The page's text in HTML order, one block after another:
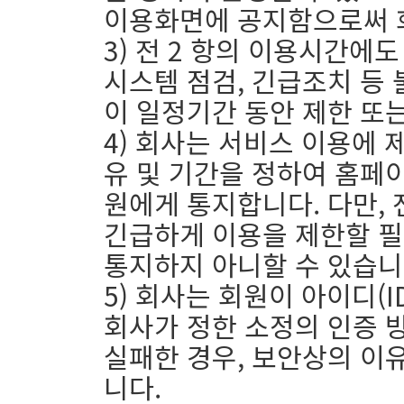
이용화면에 공지함으로써
3) 전 2 항의 이용시간에
시스템 점검, 긴급조치 등
이 일정기간 동안 제한 또
4) 회사는 서비스 이용에
유 및 기간을 정하여 홈페
원에게 통지합니다. 다만,
긴급하게 이용을 제한할
통지하지 아니할 수 있습
5) 회사는 회원이 아이디
회사가 정한 소정의 인증
실패한 경우, 보안상의 이
니다.